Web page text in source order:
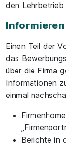
den Lehrbetrieb
Informieren
Einen Teil der
das
über die Firma
Informationen
einmal
Berichte in